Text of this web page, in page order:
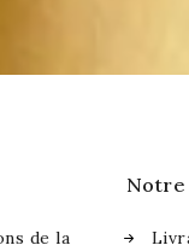
de la
Notre